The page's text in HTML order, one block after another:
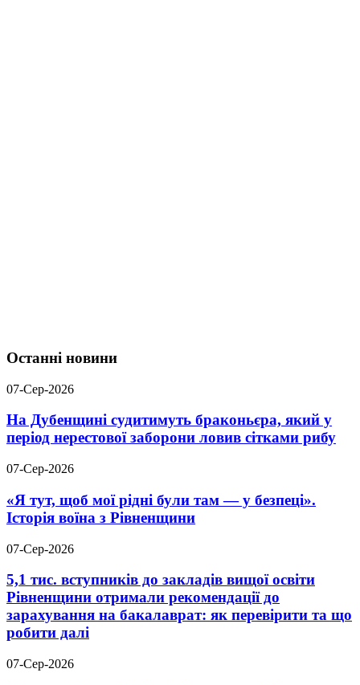
Останні новини
07-Сер-2026
На Дубенщині судитимуть браконьєра, який у
період нерестової заборони ловив сітками рибу
07-Сер-2026
«Я тут, щоб мої рідні були там — у безпеці».
Історія воїна з Рівненщини
07-Сер-2026
5,1 тис. вступників до закладів вищої освіти
Рівненщини отримали рекомендації до
зарахування на бакалаврат: як перевірити та що
робити далі
07-Сер-2026